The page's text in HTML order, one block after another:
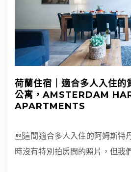
荷蘭住宿｜適合多人入住的
公寓，AMSTERDAM
APARTMENTS
這間適合多人入住的阿姆斯特
時沒有特別拍房間的照片，但我